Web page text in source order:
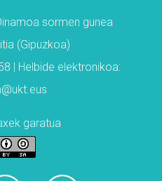
sormen gunea
(Gipuzkoa)
| Helbide elektronikoa:
garatua